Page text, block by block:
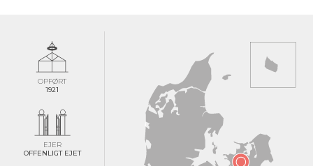
OPFØRT
1921
EJER
OFFENLIGT EJET